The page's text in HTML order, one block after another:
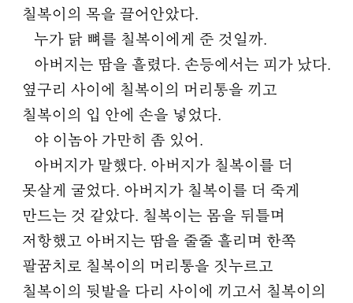
칠복이의 목을 끌어안았다.
누가 닭 뼈를 칠복이에게 준 것일까.
아버지는 땀을 흘렸다. 손등에서는 피가 났다.
옆구리 사이에 칠복이의 머리통을 끼고
칠복이의 입 안에 손을 넣었다.
야 이놈아 가만히 좀 있어.
아버지가 말했다. 아버지가 칠복이를 더
못살게 굴었다. 아버지가 칠복이를 더 죽게
만드는 것 같았다. 칠복이는 몸을 뒤틀며
저항했고 아버지는 땀을 줄줄 흘리며 한쪽
팔꿈치로 칠복이의 머리통을 짓누르고
칠복이의 뒷발을 다리 사이에 끼고서 칠복이의